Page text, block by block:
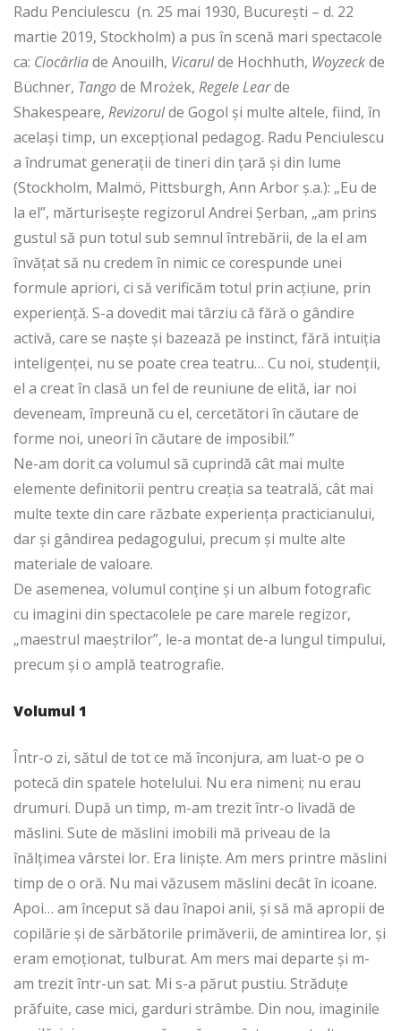
Radu Penciulescu (n. 25 mai 1930, București – d. 22
martie 2019, Stockholm) a pus în scenă mari spectacole
ca: Ciocârliade Anouilh, Vicarulde Hochhuth, Woyzeckde
Büchner, Tangode Mrożek, Regele Learde
Shakespeare, Revizorulde Gogol și multe altele, fiind, în
același timp, un excepțional pedagog. Radu Penciulescu
a îndrumat generații de tineri din țară și din lume
(Stockholm, Malmö, Pittsburgh, Ann Arbor ș.a.): „Eu de
la el”, mărturisește regizorul Andrei Șerban, „am prins
gustul să pun totul sub semnul întrebării, de la el am
învățat să nu credem în nimic ce corespunde unei
formule apriori, ci să verificăm totul prin acțiune, prin
experiență. S-a dovedit mai târziu că fără o gândire
activă, care se naște și bazează pe instinct, fără intuiția
inteligenței, nu se poate crea teatru… Cu noi, studenții,
el a creat în clasă un fel de reuniune de elită, iar noi
deveneam, împreună cu el, cercetători în căutare de
forme noi, uneori în căutare de imposibil.”
Ne-am dorit ca volumul să cuprindă cât mai multe
elemente definitorii pentru creația sa teatrală, cât mai
multe texte din care răzbate experiența practicianului,
dar și gândirea pedagogului, precum și multe alte
materiale de valoare.
De asemenea, volumul conține și un album fotografic
cu imagini din spectacolele pe care marele regizor,
„maestrul maeștrilor”, le-a montat de-a lungul timpului,
precum și o amplă teatrografie.
Volumul 1
Într-o zi, sătul de tot ce mă înconjura, am luat-o pe o
potecă din spatele hotelului. Nu era nimeni; nu erau
drumuri. După un timp, m-am trezit într-o livadă de
măslini. Sute de măslini imobili mă priveau de la
înălțimea vârstei lor. Era liniște. Am mers printre măslini
timp de o oră. Nu mai văzusem măslini decât în icoane.
Apoi… am început să dau înapoi anii, și să mă apropii de
copilărie și de sărbătorile primăverii, de amintirea lor, și
eram emoționat, tulburat. Am mers mai departe și m-
am trezit într-un sat. Mi s-a părut pustiu. Străduțe
prăfuite, case mici, garduri strâmbe. Din nou, imaginile